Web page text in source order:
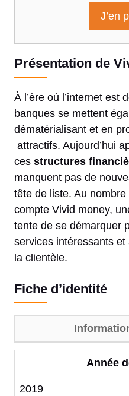
J’en
Présentation de
À l’ère où l’internet est
banques se mettent
dématérialisant et en
attractifs. Aujourd’hui
ces structures
manquent pas de
tête de liste. Au
compte Vivid money,
tente de se démarquer
services intéressants
la clientèle.
Fiche d’identité
Année
2019